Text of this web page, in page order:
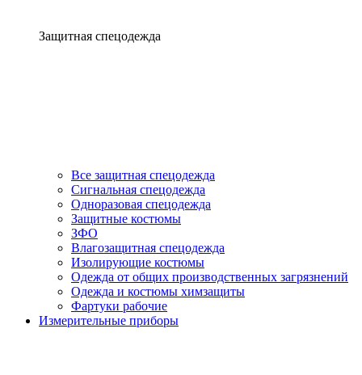
Защитная спецодежда
Все защитная спецодежда
Сигнальная спецодежда
Одноразовая спецодежда
Защитные костюмы
ЗФО
Влагозащитная спецодежда
Изолирующие костюмы
Одежда от общих производственных загрязнений
Одежда и костюмы химзащиты
Фартуки рабочие
Измерительные приборы